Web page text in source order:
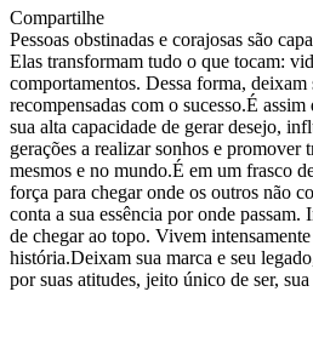
Compartilhe
Pessoas obstinadas e corajosas são
Elas transformam tudo o que tocam:
comportamentos. Dessa forma, deixam
recompensadas com o sucesso.É
sua alta capacidade de gerar desejo,
gerações a realizar sonhos e promover
mesmos e no mundo.É em um frasco
força para chegar onde os outros não
conta a sua essência por onde passam.
de chegar ao topo. Vivem
história.Deixam sua marca e seu
por suas atitudes, jeito único de ser,